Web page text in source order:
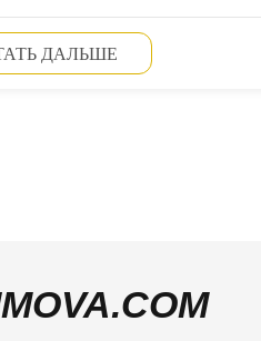
ДАЛЬШЕ